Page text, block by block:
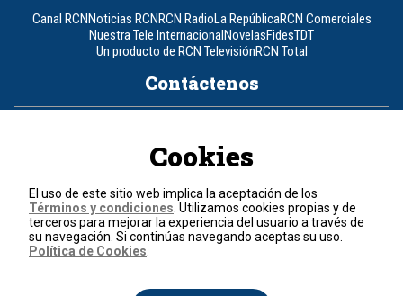
Canal RCNNoticias RCNRCN RadioLa RepúblicaRCN Comerciales
Nuestra Tele InternacionalNovelasFidesTDT
Un producto de RCN TelevisiónRCN Total
Contáctenos
Política de cookies
Términos y condiciones
© 2026, RCN Medios.
Todos los derechos reservados.
Cookies
El uso de este sitio web implica la aceptación de los
Términos y condiciones . Utilizamos cookies propias y de
terceros para mejorar la experiencia del usuario a través de
su navegación. Si continúas navegando aceptas su uso.
Política de Cookies